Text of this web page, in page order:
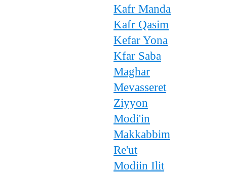
Kafr Manda
Kafr Qasim
Kefar Yona
Kfar Saba
Maghar
Mevasseret
Ziyyon
Modi'in
Makkabbim
Re'ut
Modiin Ilit